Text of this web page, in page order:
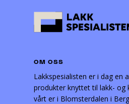
OM OSS
Lakkspesialisten er i dag en
produkter knyttet til lakk- og
vårt er i Blomsterdalen i